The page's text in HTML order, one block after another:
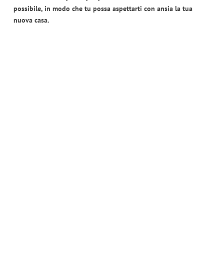
possibile, in modo che tu possa aspettarti con ansia la tua
nuova casa.